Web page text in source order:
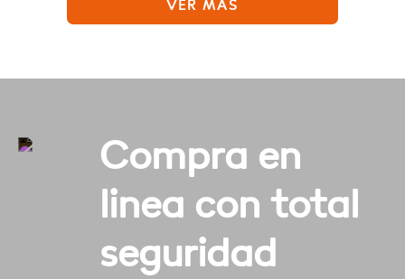
VER MÁS
Compra en
linea con total
seguridad